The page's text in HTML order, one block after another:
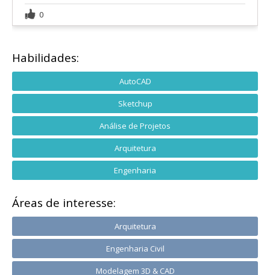
0
Habilidades:
AutoCAD
Sketchup
Análise de Projetos
Arquitetura
Engenharia
Áreas de interesse:
Arquitetura
Engenharia Civil
Modelagem 3D & CAD